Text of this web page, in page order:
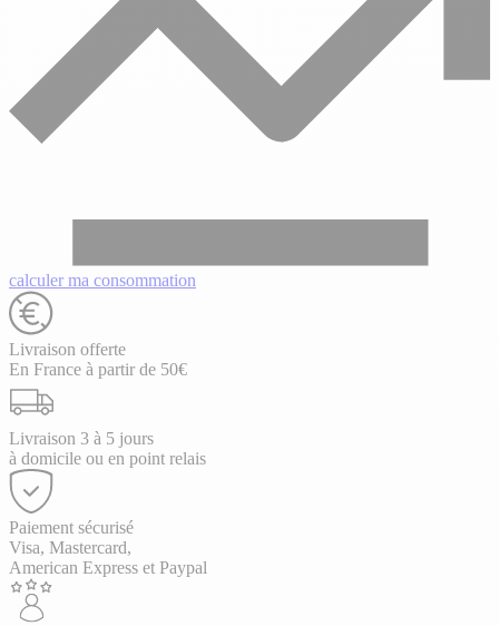
calculer ma consommation
Livraison offerte
En France à partir de 50€
Livraison 3 à 5 jours
à domicile ou en point relais
Paiement sécurisé
Visa, Mastercard,
American Express et Paypal